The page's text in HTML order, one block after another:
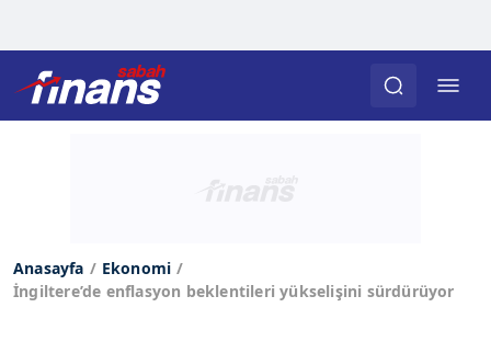
Anasayfa
Ekonomi
İngiltere’de enflasyon beklentileri yükselişini sürdürüyor